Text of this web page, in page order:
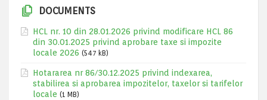
DOCUMENTS
HCL nr. 10 din 28.01.2026 privind modificare HCL 86
din 30.01.2025 privind aprobare taxe si impozite
locale 2026 (547 kB)
Hotararea nr 86/30.12.2025 privind indexarea,
stabilirea si aprobarea impozitelor, taxelor si tarifelor
locale (1 MB)